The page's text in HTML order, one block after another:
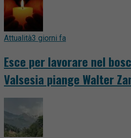
Attualità3 giorni fa
Esce per lavorare nel
Valsesia piange Walter